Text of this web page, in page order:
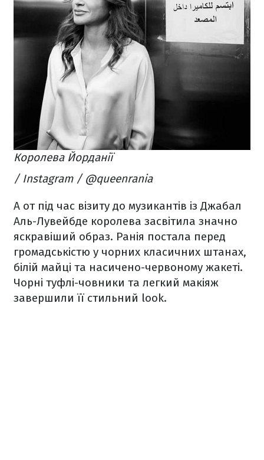
Королева Йорданії
/ Instagram / @queenrania
А от під час візиту до музикантів із Джабал
Аль-Лувейбде королева засвітила значно
яскравіший образ. Ранія постала перед
громадськістю у чорних класичних штанах,
білій майці та насичено-червоному жакеті.
Чорні туфлі-човники та легкий макіяж
завершили її стильний look.